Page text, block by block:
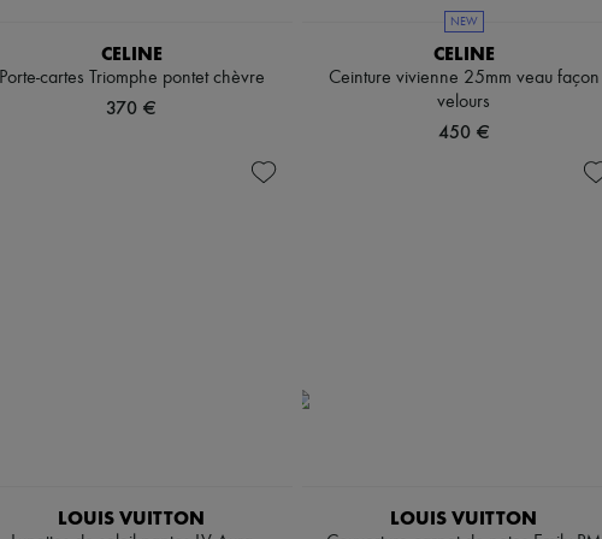
CELINE
Porte-cartes Triomphe pontet chèvre
370 €
NEW
CELINE
Ceinture vivienne 25mm veau façon
velours
450 €
LOUIS VUITTON LOUIS VUITTON